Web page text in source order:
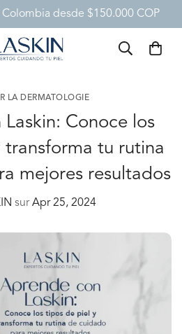
Colombia desde $150.000 COP
LA DERMATOLOGIE
Conoce los
tu rutina
mejores resultados
surApr 25, 2024